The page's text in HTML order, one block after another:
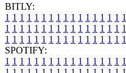
BITLY:
1 1 1 1 1 1 1 1 1 1 1 1 1 1 1 1 1
1 1 1 1 1 1 1 1 1 1 1 1 1 1 1 1 1
1 1 1 1 1 1 1 1 1 1 1 1 1 1 1 1 1
SPOTIFY:
1 1 1 1 1 1 1 1 1 1 1 1 1 1 1 1 1